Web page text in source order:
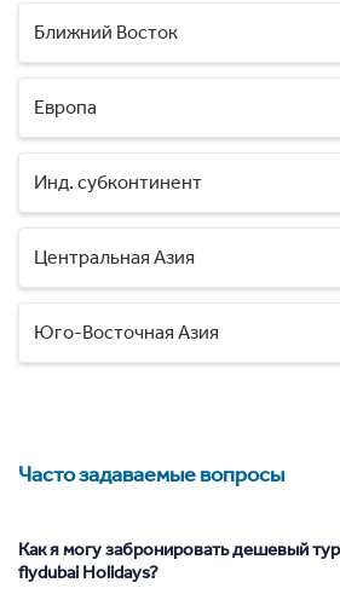
Ближний Восток
Европа
Инд. субконтинент
Центральная Азия
Юго-Восточная Азия
Часто задаваемые вопросы
Как я могу забронировать дешевый
flydubai Holidays?